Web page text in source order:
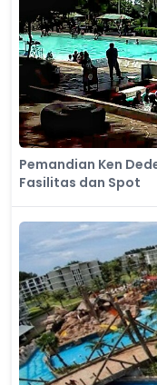
Pemandian Ken
Fasilitas dan Spot